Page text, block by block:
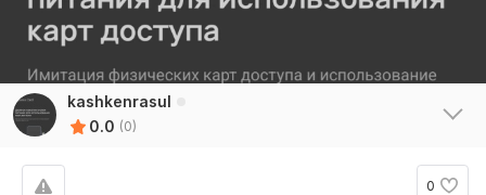
kashkenrasul
0.0 (0)
0